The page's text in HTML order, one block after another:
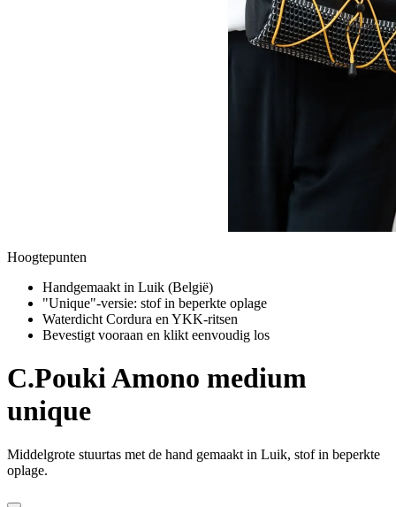
Hoogtepunten
Handgemaakt in Luik (België)
"Unique"-versie: stof in beperkte oplage
Waterdicht Cordura en YKK-ritsen
Bevestigt vooraan en klikt eenvoudig los
C.PoukiAmono medium
unique
Middelgrote stuurtas met de hand gemaakt in Luik, stof in beperkte
oplage.